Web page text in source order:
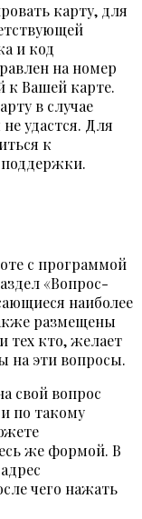
карту, для
и код
на номер
к Вашей карте.
в случае
удастся. Для
к
с программой
«Вопрос-
наиболее
размещены
тех кто, желает
на эти вопросы.
свой вопрос
по такому
же формой. В
чего нажать